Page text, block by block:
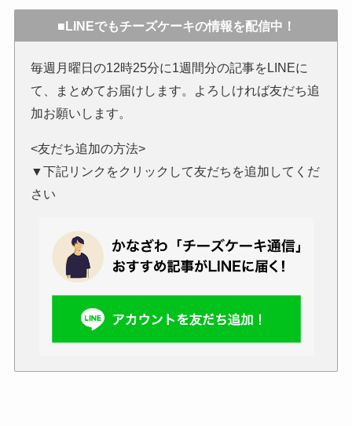
■LINEでもチーズケーキの情報を配信中！
毎週月曜日の12時25分に1週間分の記事をLINEに
て、まとめてお届けします。よろしければ友だち追
加お願いします。
<友だち追加の方法>
▼下記リンクをクリックして友だちを追加してくだ
さい